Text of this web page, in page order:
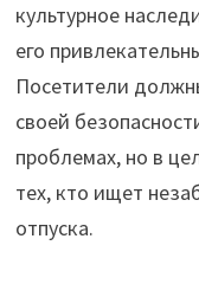
культурное
его
Посетители
своей
проблемах, но в
тех, кто ищет
отпуска.